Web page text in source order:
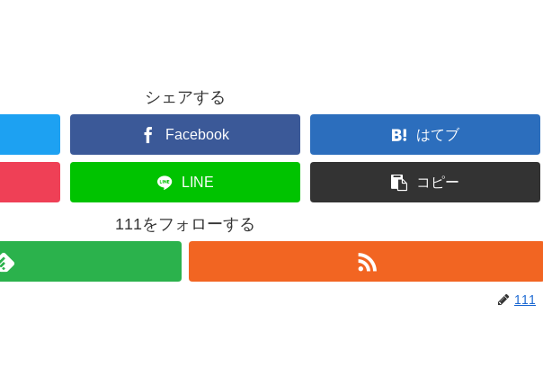
シェアする
Facebook はてブ
LINE コピー
111をフォローする
111